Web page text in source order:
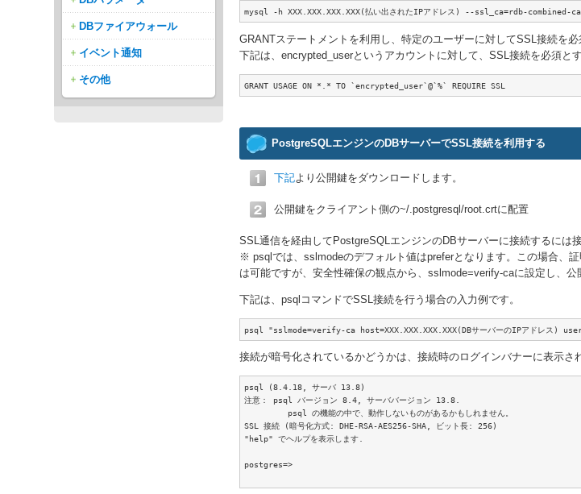
mysql -h XXX.XXX.XXX.XXX(払い出されたIPアドレス) --ssl_ca=rdb-combined-
GRANTステートメントを利用し、特定のユーザーに対してSSL接続を必
下記は、encrypted_userというアカウントに対して、SSL接続を必須と
GRANT USAGE ON *.* TO `encrypted_user`@`%` REQUIRE SSL
PostgreSQLエンジンのDBサーバーでSSL接続を利用する
下記より公開鍵をダウンロードします。
公開鍵をクライアント側の~/.postgresql/root.crtに配置
SSL通信を経由してPostgreSQLエンジンのDBサーバーに接続するには
※ psqlでは、sslmodeのデフォルト値はpreferとなります。この場合、
は可能ですが、安全性確保の観点から、sslmode=verify-caに設定し、公
下記は、psqlコマンドでSSL接続を行う場合の入力例です。
psql "sslmode=verify-ca host=XXX.XXX.XXX.XXX(DBサーバーのIPアドレス)
接続が暗号化されているかどうかは、接続時のログインバナーに表示さ
psql (8.4.18, サーバ 13.8)
注意： psql バージョン 8.4, サーババージョン 13.8.
         psql の機能の中で、動作しないものがあるかもしれません。
SSL 接続 (暗号化方式: DHE-RSA-AES256-SHA, ビット長: 256)
"help" でヘルプを表示します.
postgres=>
DBファイアウォール
イベント通知
その他